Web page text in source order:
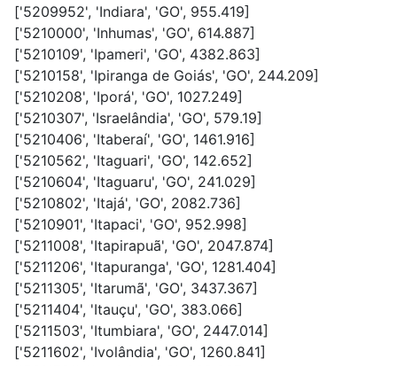
['5209952', 'Indiara', 'GO', 955.419]
['5210000', 'Inhumas', 'GO', 614.887]
['5210109', 'Ipameri', 'GO', 4382.863]
['5210158', 'Ipiranga de Goiás', 'GO', 244.209]
['5210208', 'Iporá', 'GO', 1027.249]
['5210307', 'Israelândia', 'GO', 579.19]
['5210406', 'Itaberaí', 'GO', 1461.916]
['5210562', 'Itaguari', 'GO', 142.652]
['5210604', 'Itaguaru', 'GO', 241.029]
['5210802', 'Itajá', 'GO', 2082.736]
['5210901', 'Itapaci', 'GO', 952.998]
['5211008', 'Itapirapuã', 'GO', 2047.874]
['5211206', 'Itapuranga', 'GO', 1281.404]
['5211305', 'Itarumã', 'GO', 3437.367]
['5211404', 'Itauçu', 'GO', 383.066]
['5211503', 'Itumbiara', 'GO', 2447.014]
['5211602', 'Ivolândia', 'GO', 1260.841]